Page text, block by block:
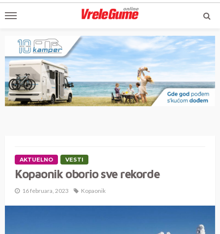
AKTUELNO VESTI
Kopaonik oborio sve rekorde
16 februara, 2023 Kopaonik